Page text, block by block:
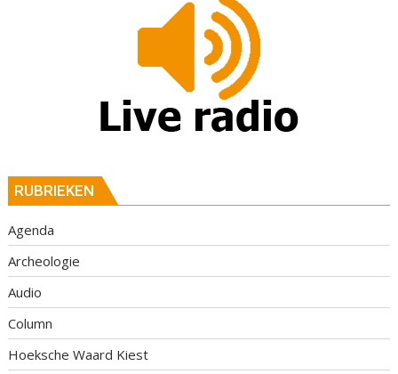
RUBRIEKEN
Agenda
Archeologie
Audio
Column
Hoeksche Waard Kiest